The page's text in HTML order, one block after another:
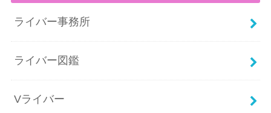
ライバー事務所
ライバー図鑑
Vライバー